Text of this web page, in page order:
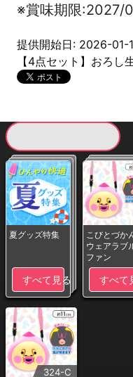
※賞味期限:2027/
提供開始日: 2026-01-
【4点セット】おろし
夏グッズ特集
すべて見る
こびとづか
ウェアラブ
ファン
すべて
324-C